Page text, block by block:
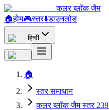
कलर ब्लॉक जैम
🏠होम🎮स्तर⬇️डाउनलोड
हिन्दी
🏠
स्तर समाधान
कलर ब्लॉक जैम स्तर